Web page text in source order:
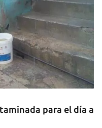
para el día a